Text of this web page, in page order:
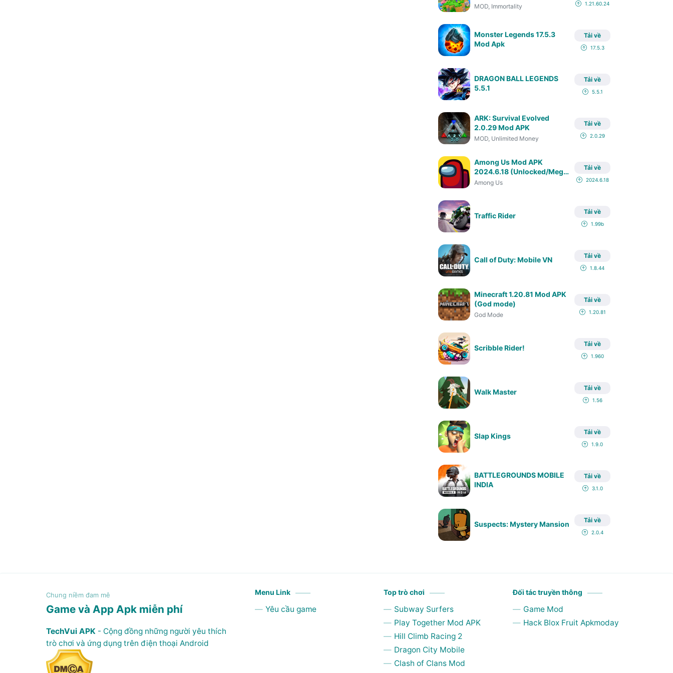
1.272.4
MOD, Immortality 1.21.60.24
Monster Legends 17.5.3
Mod Apk
Tải về
17.5.3
DRAGON BALL LEGENDS
5.5.1
Tải về
5.5.1
ARK: Survival Evolved
2.0.29 Mod APK
MOD, Unlimited Money
Tải về
2.0.29
Among Us Mod APK
2024.6.18 (Unlocked/Mega
Menu)
Among Us
Tải về
2024.6.18
Traffic Rider Tải về
1.99b
Call of Duty: Mobile VN Tải về
1.8.44
Minecraft 1.20.81 Mod APK
(God mode)
God Mode
Tải về
1.20.81
Scribble Rider! Tải về
1.960
Walk Master Tải về
1.56
Slap Kings Tải về
1.9.0
BATTLEGROUNDS MOBILE
INDIA
Tải về
3.1.0
Suspects: Mystery Mansion Tải về
2.0.4
Game và App Apk miễn phí
TechVui APK - Cộng đồng những người yêu thích
trò chơi và ứng dụng trên điện thoại Android
Menu Link
Yêu cầu game
Top trò chơi
Subway Surfers
Play Together Mod APK
Hill Climb Racing 2
Dragon City Mobile
Clash of Clans Mod
Đối tác truyền thông
Game Mod
Hack Blox Fruit Apkmoday